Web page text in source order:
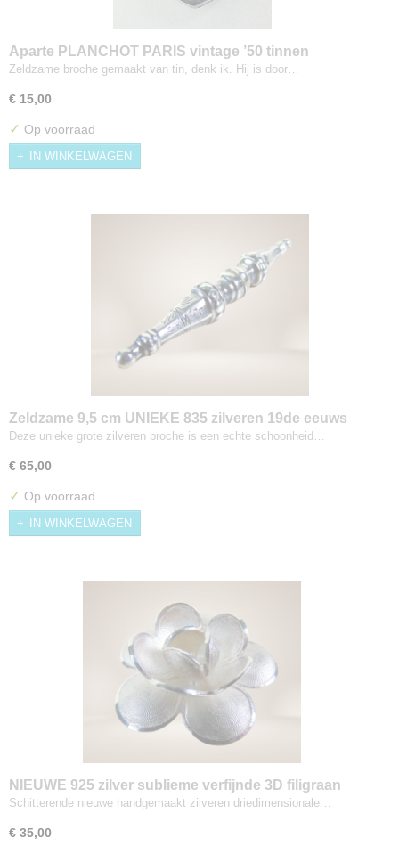
Aparte PLANCHOT PARIS vintage ’50 tinnen
religieuze broche
Zeldzame broche gemaakt van tin, denk ik. Hij is door…
€ 15,00
✓ Op voorraad
IN WINKELWAGEN
Zeldzame 9,5 cm UNIEKE 835 zilveren 19de eeuws
Biedermeier 2 breidoppen broche
Deze unieke grote zilveren broche is een echte schoonheid…
€ 65,00
✓ Op voorraad
IN WINKELWAGEN
NIEUWE 925 zilver sublieme verfijnde 3D filigraan
broche
Schitterende nieuwe handgemaakt zilveren driedimensionale…
€ 35,00